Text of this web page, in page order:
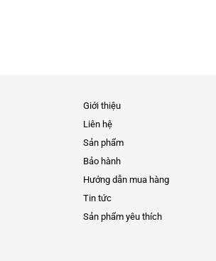
Giới thiệu
Liên hệ
Sản phẩm
Bảo hành
Hướng dẫn mua hàng
Tin tức
Sản phẩm yêu thích